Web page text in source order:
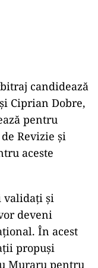
candidează
Ciprian Dobre,
pentru
Revizie și
aceste
validați și
deveni
În acest
propuși
Muraru pentru